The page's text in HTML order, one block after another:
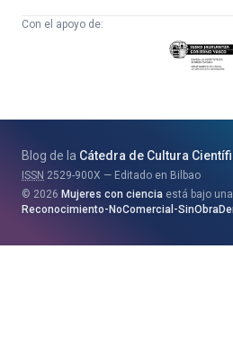
Con el apoyo de:
Eusko
Jaurlaritza
eta
Berrikuntza
Saila
Blog de la Cátedra de Cultura
ISSN 2529-900X
Editado en Bilbao
2026 Mujeres con ciencia está bajo
Reconocimiento-NoComercial-